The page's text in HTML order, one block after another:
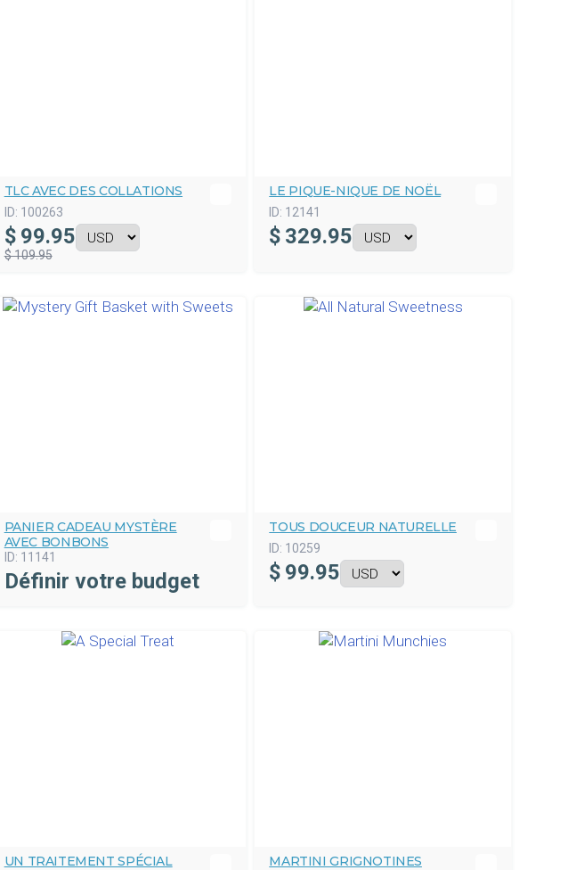
TLC AVEC DES COLLATIONS
ID: 100263
$ 99.95
$ 109.95
LE PIQUE-NIQUE DE NOËL
ID: 12141
$ 329.95
PANIER CADEAU MYSTÈRE
AVEC BONBONS
ID: 11141
Définir votre budget
TOUS DOUCEUR NATURELLE
ID: 10259
$ 99.95
UN TRAITEMENT SPÉCIAL MARTINI GRIGNOTINES